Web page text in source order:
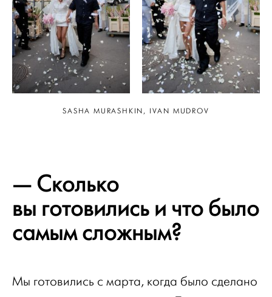
SASHA MURASHKIN, IVAN MUDROV
— Сколько
вы готовились и что было
самым сложным?
Мы готовились с марта, когда было сделано